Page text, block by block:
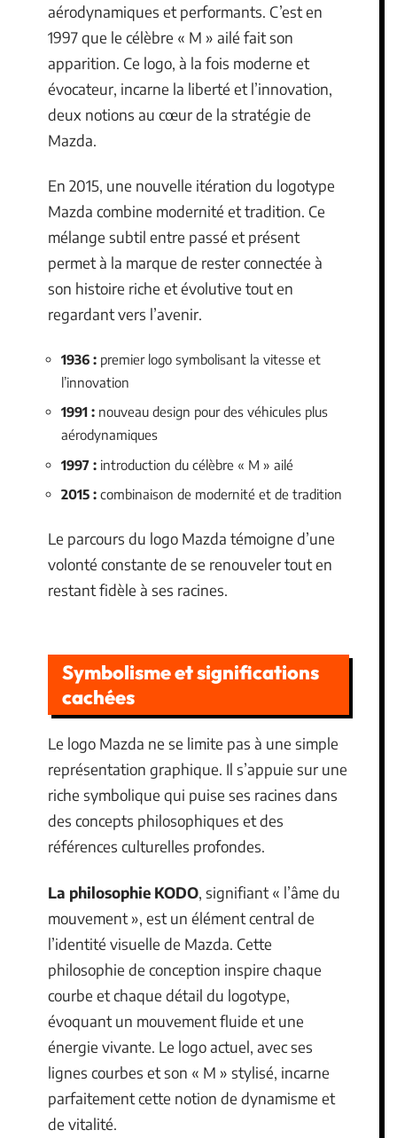
aérodynamiques et performants. C’est en
1997 que le célèbre « M » ailé fait son
apparition. Ce logo, à la fois moderne et
évocateur, incarne la liberté et l’innovation,
deux notions au cœur de la stratégie de
Mazda.
En 2015, une nouvelle itération du logotype
Mazda combine modernité et tradition. Ce
mélange subtil entre passé et présent
permet à la marque de rester connectée à
son histoire riche et évolutive tout en
regardant vers l’avenir.
1936 : premier logo symbolisant la vitesse et
l’innovation
1991 : nouveau design pour des véhicules plus
aérodynamiques
1997 : introduction du célèbre « M » ailé
2015 : combinaison de modernité et de tradition
Le parcours du logo Mazda témoigne d’une
volonté constante de se renouveler tout en
restant fidèle à ses racines.
Symbolisme et significations
cachées
Le logo Mazda ne se limite pas à une simple
représentation graphique. Il s’appuie sur une
riche symbolique qui puise ses racines dans
des concepts philosophiques et des
références culturelles profondes.
La philosophie KODO, signifiant « l’âme du
mouvement », est un élément central de
l’identité visuelle de Mazda. Cette
philosophie de conception inspire chaque
courbe et chaque détail du logotype,
évoquant un mouvement fluide et une
énergie vivante. Le logo actuel, avec ses
lignes courbes et son « M » stylisé, incarne
parfaitement cette notion de dynamisme et
de vitalité.